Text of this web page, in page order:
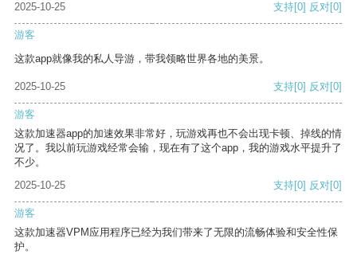
2025-10-25 支持[0] 反对[0]
游客
这款app就像我的私人导游，带我领略世界各地的美景。
2025-10-25 支持[0] 反对[0]
游客
这款加速器app的加速效果非常好，玩游戏再也不会出现卡顿、掉线的情
况了。我以前玩游戏经常会输，现在有了这个app，我的游戏水平提升了
不少。
2025-10-25
支持[0] 反对[0]
游客
这款加速器VPM应用程序已经为我们带来了无限的流畅体验和安全性保
护。